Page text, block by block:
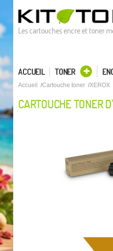
Les cartouches encre et toner
ACCUEIL TONER
Accueil Cartouche toner XEROX
CARTOUCHE TONER